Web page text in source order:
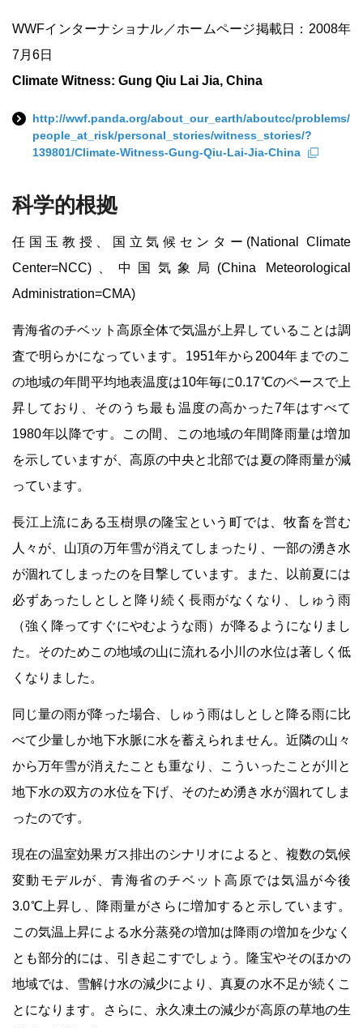
WWFインターナショナル／ホームページ掲載日：2008年
7月6日
Climate Witness: Gung Qiu Lai Jia, China
http://wwf.panda.org/about_our_earth/aboutcc/problems/
people_at_risk/personal_stories/witness_stories/?
139801/Climate-Witness-Gung-Qiu-Lai-Jia-China
科学的根拠
任国玉教授、国立気候センター(National Climate
Center=NCC)、中国気象局(China Meteorological
Administration=CMA)
青海省のチベット高原全体で気温が上昇していることは調
査で明らかになっています。1951年から2004年までのこ
の地域の年間平均地表温度は10年毎に0.17℃のペースで上
昇しており、そのうち最も温度の高かった7年はすべて
1980年以降です。この間、この地域の年間降雨量は増加
を示していますが、高原の中央と北部では夏の降雨量が減
っています。
長江上流にある玉樹県の隆宝という町では、牧畜を営む
人々が、山頂の万年雪が消えてしまったり、一部の湧き水
が涸れてしまったのを目撃しています。また、以前夏には
必ずあったしとしと降り続く長雨がなくなり、しゅう雨
（強く降ってすぐにやむような雨）が降るようになりまし
た。そのためこの地域の山に流れる小川の水位は著しく低
くなりました。
同じ量の雨が降った場合、しゅう雨はしとしと降る雨に比
べて少量しか地下水脈に水を蓄えられません。近隣の山々
から万年雪が消えたことも重なり、こういったことが川と
地下水の双方の水位を下げ、そのため湧き水が涸れてしま
ったのです。
現在の温室効果ガス排出のシナリオによると、複数の気候
変動モデルが、青海省のチベット高原では気温が今後
3.0℃上昇し、降雨量がさらに増加すると示しています。
この気温上昇による水分蒸発の増加は降雨の増加を少なく
とも部分的には、引き起こすでしょう。隆宝やそのほかの
地域では、雪解け水の減少により、真夏の水不足が続くこ
とになります。さらに、永久凍土の減少が高原の草地の生